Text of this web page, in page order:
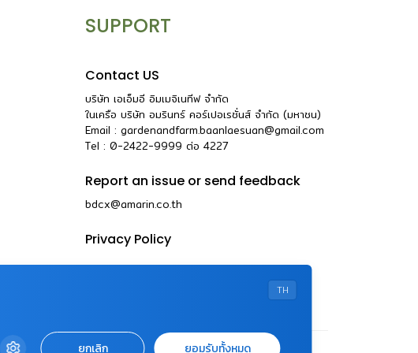
SUPPORT
Contact US
บริษัท เอเอ็มอี อิมเมจิเนทีฟ จำกัด
ในเครือ บริษัท อมรินทร์ คอร์เปอเรชั่นส์ จำกัด (มหาชน)
Email : gardenandfarm.baanlaesuan@gmail.com
Tel : 0-2422-9999 ต่อ 4227
Report an issue or send feedback
bdcx@amarin.co.th
Privacy Policy
TH
ยกเลิก ยอมรับทั้งหมด